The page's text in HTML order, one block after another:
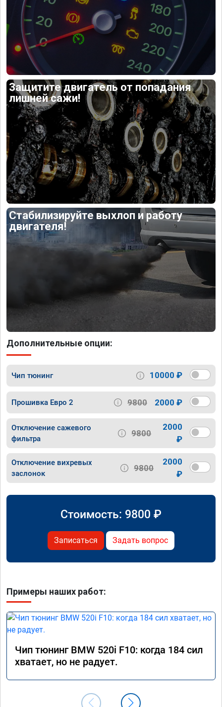
Защитите двигатель от попадания
лишней сажи!
Стабилизируйте выхлоп и работу
двигателя!
Дополнительные опции:
Чип тюнинг 10000 ₽
Прошивка Евро 2 9800 2000 ₽
Отключение сажевого
фильтра
9800
2000
₽
Отключение вихревых
заслонок
9800
2000
₽
Стоимость: 9800 ₽
Записаться Задать вопрос
Примеры наших работ:
Чип тюнинг BMW 520i F10: когда 184 сил
хватает, но не радует.